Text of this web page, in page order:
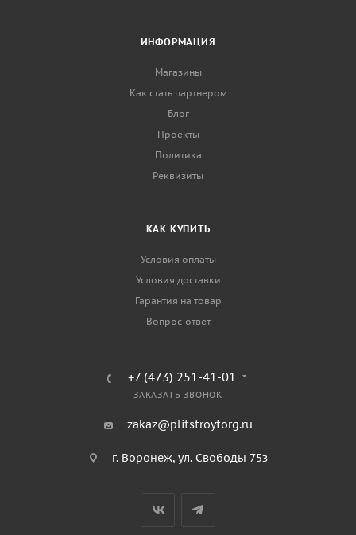
ИНФОРМАЦИЯ
Магазины
Как стать партнером
Блог
Проекты
Политика
Реквизиты
КАК КУПИТЬ
Условия оплаты
Условия доставки
Гарантия на товар
Вопрос-ответ
+7 (473) 251-41-01
ЗАКАЗАТЬ ЗВОНОК
zakaz@plitstroytorg.ru
г. Воронеж, ул. Свободы 75з